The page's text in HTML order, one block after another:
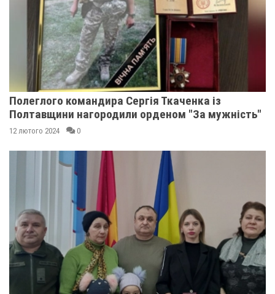
Полеглого командира Сергія Ткаченка із
Полтавщини нагородили орденом "За мужність"
12 лютого 2024 0